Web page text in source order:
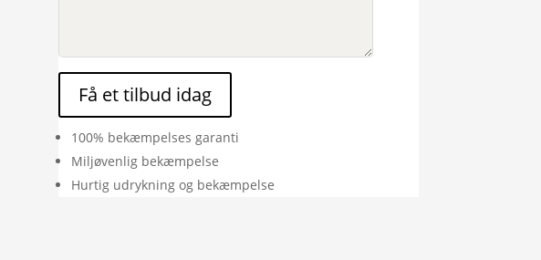
Få et tilbud idag
100% bekæmpelses garanti
Miljøvenlig bekæmpelse
Hurtig udrykning og bekæmpelse